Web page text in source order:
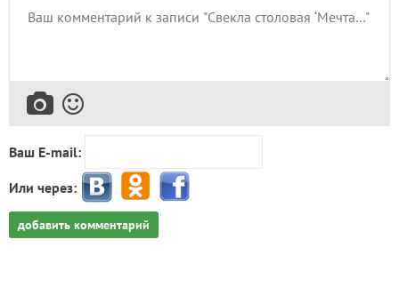
Ваш E-mail:
Или через:
добавить комментарий